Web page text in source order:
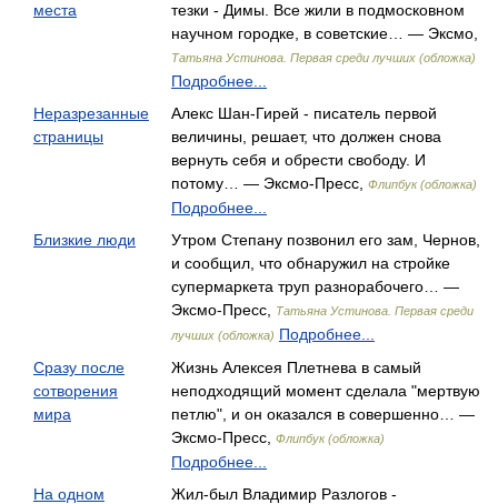
места
тезки - Димы. Все жили в подмосковном
научном городке, в советские… — Эксмо,
Татьяна Устинова. Первая среди лучших (обложка)
Подробнее...
Неразрезанные
страницы
Алекс Шан-Гирей - писатель первой
величины, решает, что должен снова
вернуть себя и обрести свободу. И
потому… — Эксмо-Пресс,
Флипбук (обложка)
Подробнее...
Близкие люди
Утром Степану позвонил его зам, Чернов,
и сообщил, что обнаружил на стройке
супермаркета труп разнорабочего… —
Эксмо-Пресс,
Татьяна Устинова. Первая среди
лучших (обложка) Подробнее...
Сразу после
сотворения
мира
Жизнь Алексея Плетнева в самый
неподходящий момент сделала "мертвую
петлю", и он оказался в совершенно… —
Эксмо-Пресс,
Флипбук (обложка)
Подробнее...
На одном
Жил-был Владимир Разлогов -